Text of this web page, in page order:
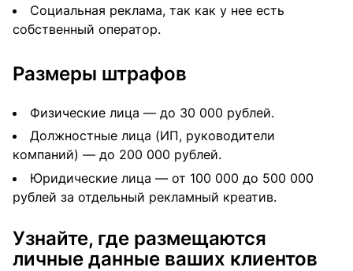
Социальная реклама, так как у нее есть
собственный оператор.
Размеры штрафов
Физические лица — до 30 000 рублей.
Должностные лица (ИП, руководители
компаний) — до 200 000 рублей.
Юридические лица — от 100 000 до 500 000
рублей за отдельный рекламный креатив.
Узнайте, где размещаются
личные данные ваших клиентов